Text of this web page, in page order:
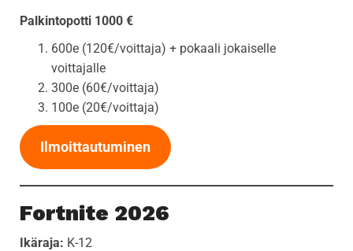
Palkintopotti 1000 €
600e (120€/voittaja) + pokaali jokaiselle
voittajalle
300e (60€/voittaja)
100e (20€/voittaja)
Ilmoittautuminen
Fortnite 2026
Ikäraja: K-12